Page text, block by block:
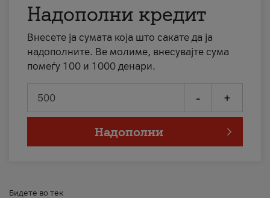
Надополни кредит
Внесете ја сумата која што сакате да ја
надополните. Ве молиме, внесувајте сума
помеѓу 100 и 1000 денари.
- +
Надополни
Бидете во тек